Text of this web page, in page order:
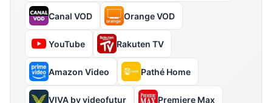
Canal VOD Orange VOD
YouTube Rakuten TV
Amazon Video Pathé Home
VIVA by videofutur Premiere Max